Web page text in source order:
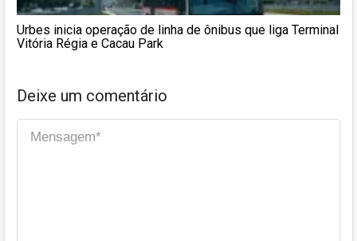
Urbes inicia operação de linha de ônibus que liga Terminal
Vitória Régia e Cacau Park
Deixe um comentário